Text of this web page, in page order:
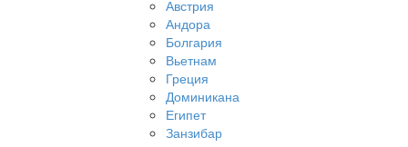
Австрия
Андора
Болгария
Вьетнам
Греция
Доминикана
Египет
Занзибар